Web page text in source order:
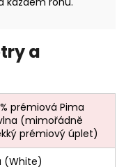
a
prémiová Pima
(mimořádně
prémiový úplet)
(White)